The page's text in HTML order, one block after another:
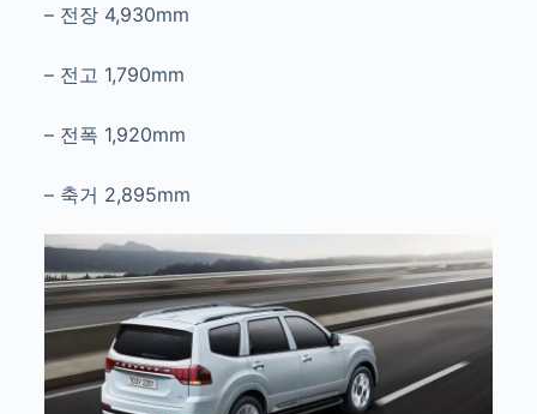
– 전장 4,930mm
– 전고 1,790mm
– 전폭 1,920mm
– 축거 2,895mm